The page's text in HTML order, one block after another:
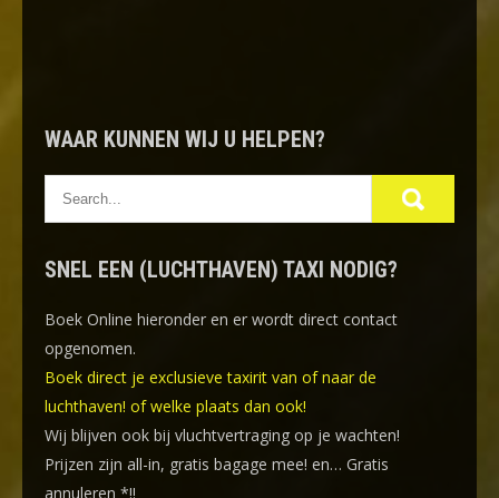
WAAR KUNNEN WIJ U HELPEN?
SNEL EEN (LUCHTHAVEN) TAXI NODIG?
Boek Online hieronder en er wordt direct contact
opgenomen.
Boek direct je exclusieve taxirit van of naar de
luchthaven! of welke plaats dan ook!
Wij blijven ook bij vluchtvertraging op je wachten!
Prijzen zijn all-in, gratis bagage mee! en… Gratis
annuleren *!!